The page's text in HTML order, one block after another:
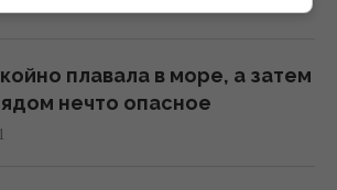
замороженных активов РФ, –
2026
Украине использовать
плавала в море, а затем
нечто опасное